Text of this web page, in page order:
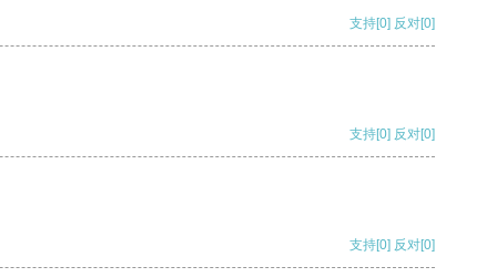
支持[0] 反对[0]
支持[0] 反对[0]
支持[0] 反对[0]